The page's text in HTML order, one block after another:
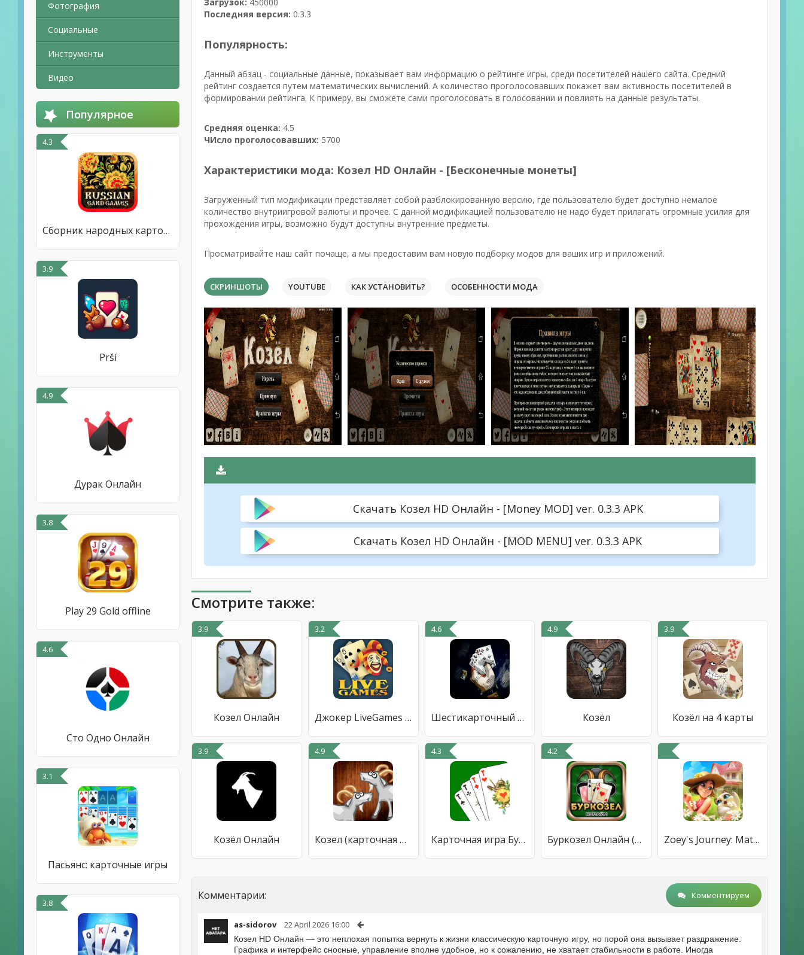
Фотография
Социальные
Инструменты
Видео
Популярное
4.3
Сборник народных карточных игр
3.9
Prší
4.9
Дурак Онлайн
3.8
Play 29 Gold offline
4.6
Сто Одно Онлайн
3.1
Пасьянс: карточные игры
3.8
Последняя версия: 0.3.3
Популярность:
Данный абзац - социальные данные, показывает вам информацию о рейтинге игры, среди посетителей нашего сайта. Средний
рейтинг создается путем математических вычислений. А количество проголосовавших покажет вам активность посетителей в
формировании рейтинга. К примеру, вы сможете сами проголосовать в голосовании и повлиять на данные результаты.
Средняя оценка: 4.5
ЧИсло проголосовавших: 5700
Характеристики мода: Козел HD Онлайн - [Бесконечные монеты]
Загруженный тип модификации представляет собой разблокированную версию, где пользователю будет доступно немалое
количество внутриигровой валюты и прочее. С данной модификацией пользователю не надо будет прилагать огромные усилия для
прохождения игры, возможно будут доступны внутренние предметы.
Просматривайте наш сайт почаще, а мы предоставим вам новую подборку модов для ваших игр и приложений.
СКРИНШОТЫ YOUTUBE КАК УСТАНОВИТЬ? ОСОБЕННОСТИ МОДА
Скачать Козел HD Онлайн - [Money MOD] ver. 0.3.3 APK
Скачать Козел HD Онлайн - [MOD MENU] ver. 0.3.3 APK
Смотрите также:
3.9
Козел Онлайн
3.2
Джокер LiveGames онлайн
4.6
Шестикарточный Козел
4.9
Козёл
3.9
Козёл на 4 карты
3.9
Козёл Онлайн
4.9
Козел (карточная игра)
4.3
Карточная игра Бур-Козел
4.2
Буркозел Онлайн (Бура + Козел) Zoey's Journey: Match & Design
Комментарии: Комментируем
as-sidorov 22 April 2026 16:00
Козел HD Онлайн — это неплохая попытка вернуть к жизни классическую карточную игру, но порой она вызывает раздражение.
Графика и интерфейс сносные, управление вполне удобное, но к сожалению, не хватает стабильности в работе. Иногда